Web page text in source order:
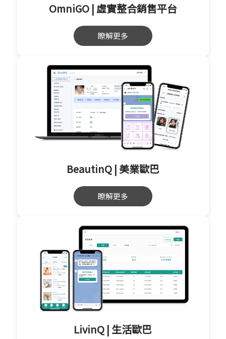
OmniGO | 虛實整合銷售平台
瞭解更多
BeautinQ | 美業歐巴
瞭解更多
LivinQ | 生活歐巴